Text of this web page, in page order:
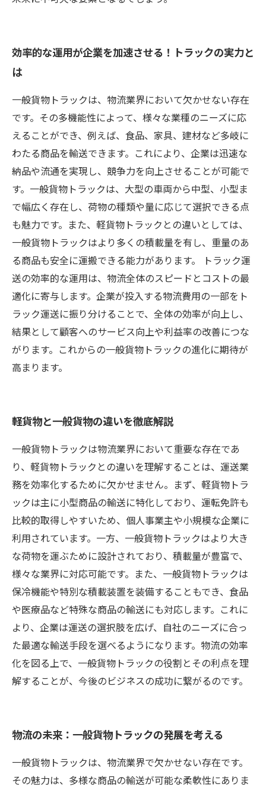
効率的な運用が企業を加速させる！トラックの実力と
は
一般貨物トラックは、物流業界において欠かせない存在
です。その多機能性によって、様々な業種のニーズに応
えることができ、例えば、食品、家具、建材など多岐に
わたる商品を輸送できます。これにより、企業は迅速な
納品や流通を実現し、競争力を向上させることが可能で
す。一般貨物トラックは、大型の車両から中型、小型ま
で幅広く存在し、荷物の種類や量に応じて選択できる点
も魅力です。また、軽貨物トラックとの違いとしては、
一般貨物トラックはより多くの積載量を有し、重量のあ
る商品も安全に運搬できる能力があります。 トラック運
送の効率的な運用は、物流全体のスピードとコストの最
適化に寄与します。企業が投入する物流費用の一部をト
ラック運送に振り分けることで、全体の効率が向上し、
結果として顧客へのサービス向上や利益率の改善につな
がります。これからの一般貨物トラックの進化に期待が
高まります。
軽貨物と一般貨物の違いを徹底解説
一般貨物トラックは物流業界において重要な存在であ
り、軽貨物トラックとの違いを理解することは、運送業
務を効率化するために欠かせません。まず、軽貨物トラ
ックは主に小型商品の輸送に特化しており、運転免許も
比較的取得しやすいため、個人事業主や小規模な企業に
利用されています。一方、一般貨物トラックはより大き
な荷物を運ぶために設計されており、積載量が豊富で、
様々な業界に対応可能です。また、一般貨物トラックは
保冷機能や特別な積載装置を装備することもでき、食品
や医療品など特殊な商品の輸送にも対応します。これに
より、企業は運送の選択肢を広げ、自社のニーズに合っ
た最適な輸送手段を選べるようになります。物流の効率
化を図る上で、一般貨物トラックの役割とその利点を理
解することが、今後のビジネスの成功に繋がるのです。
物流の未来：一般貨物トラックの発展を考える
一般貨物トラックは、物流業界で欠かせない存在です。
その魅力は、多様な商品の輸送が可能な柔軟性にありま